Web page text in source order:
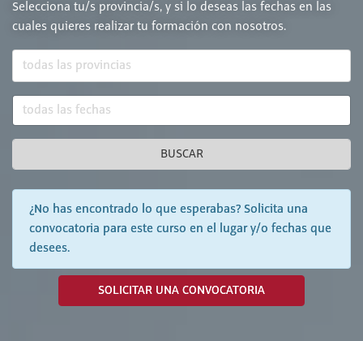
Selecciona tu/s provincia/s, y si lo deseas las fechas en las
cuales quieres realizar tu formación con nosotros.
BUSCAR
¿No has encontrado lo que esperabas? Solicita una
convocatoria para este curso en el lugar y/o fechas que
desees.
SOLICITAR UNA CONVOCATORIA